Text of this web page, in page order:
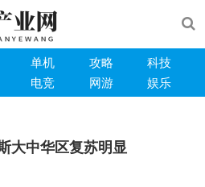
单机 攻略
科技
电竞 网游 娱乐
大中华区复苏明显